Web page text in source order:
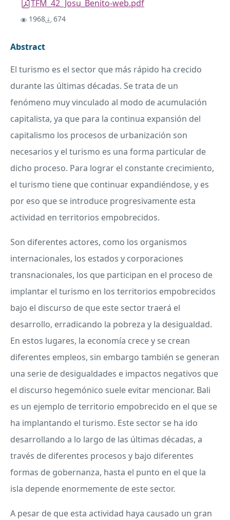
TFM_42_Josu_Benito-web.pdf
1968 674
Abstract
El turismo es el sector que más rápido ha crecido
durante las últimas décadas. Se trata de un
fenómeno muy vinculado al modo de acumulación
capitalista, ya que para la continua expansión del
capitalismo los procesos de urbanización son
necesarios y el turismo es una forma particular de
dicho proceso. Para lograr el constante crecimiento,
el turismo tiene que continuar expandiéndose, y es
por eso que se introduce progresivamente esta
actividad en territorios empobrecidos.
Son diferentes actores, como los organismos
internacionales, los estados y corporaciones
transnacionales, los que participan en el proceso de
implantar el turismo en los territorios empobrecidos
bajo el discurso de que este sector traerá el
desarrollo, erradicando la pobreza y la desigualdad.
En estos lugares, la economía crece y se crean
diferentes empleos, sin embargo también se generan
una serie de desigualdades e impactos negativos que
el discurso hegemónico suele evitar mencionar. Bali
es un ejemplo de territorio empobrecido en el que se
ha implantando el turismo. Este sector se ha ido
desarrollando a lo largo de las últimas décadas, a
través de diferentes procesos y bajo diferentes
formas de gobernanza, hasta el punto en el que la
isla depende enormemente de este sector.
A pesar de que esta actividad haya causado un gran